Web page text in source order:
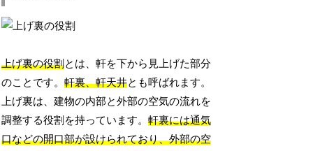
上げ裏の役割とは、軒を下から見上げた部分
のことです。軒裏、軒天井とも呼ばれます。
上げ裏は、建物の内部と外部の空気の流れを
調整する役割を持っています。軒裏には通気
口などの開口部が設けられており、外部の空